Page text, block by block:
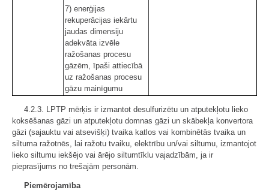
7) enerģijas
rekuperācijas iekārtu
jaudas dimensiju
adekvāta izvēle
ražošanas procesu
gāzēm, īpaši attiecībā
uz ražošanas procesu
gāzu mainīgumu
4.2.3. LPTP mērķis ir izmantot desulfurizētu un atputekļotu lieko
koksēšanas gāzi un atputekļotu domnas gāzi un skābekļa konvertora
gāzi (sajauktu vai atsevišķi) tvaika katlos vai kombinētās tvaika un
siltuma ražotnēs, lai ražotu tvaiku, elektrību un/vai siltumu, izmantojot
lieko siltumu iekšējo vai ārējo siltumtīklu vajadzībām, ja ir
pieprasījums no trešajām personām.
Piemērojamība